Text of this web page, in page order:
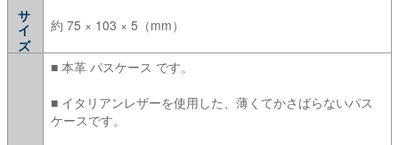
サイズ 約 75 × 103 × 5（mm）
■ 本革 パスケース です。
■ イタリアンレザーを使用した、薄くてかさばらないパス
ケースです。